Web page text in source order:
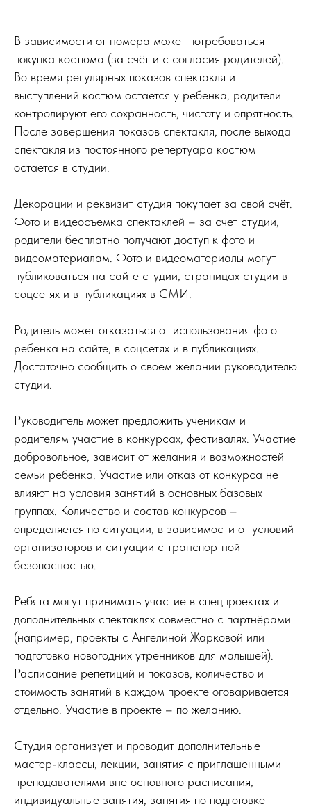
В зависимости от номера может потребоваться
покупка костюма (за счёт и с согласия родителей).
Во время регулярных показов спектакля и
выступлений костюм остается у ребенка, родители
контролируют его сохранность, чистоту и опрятность.
После завершения показов спектакля, после выхода
спектакля из постоянного репертуара костюм
остается в студии.
Декорации и реквизит студия покупает за свой счёт.
Фото и видеосъемка спектаклей – за счет студии,
родители бесплатно получают доступ к фото и
видеоматериалам. Фото и видеоматериалы могут
публиковаться на сайте студии, страницах студии в
соцсетях и в публикациях в СМИ.
Родитель может отказаться от использования фото
ребенка на сайте, в соцсетях и в публикациях.
Достаточно сообщить о своем желании руководителю
студии.
Руководитель может предложить ученикам и
родителям участие в конкурсах, фестивалях. Участие
добровольное, зависит от желания и возможностей
семьи ребенка. Участие или отказ от конкурса не
влияют на условия занятий в основных базовых
группах. Количество и состав конкурсов –
определяется по ситуации, в зависимости от условий
организаторов и ситуации с транспортной
безопасностью.
Ребята могут принимать участие в спецпроектах и
дополнительных спектаклях совместно с партнёрами
(например, проекты с Ангелиной Жарковой или
подготовка новогодних утренников для малышей).
Расписание репетиций и показов, количество и
стоимость занятий в каждом проекте оговаривается
отдельно. Участие в проекте – по желанию.
Студия организует и проводит дополнительные
мастер-классы, лекции, занятия с приглашенными
преподавателями вне основного расписания,
индивидуальные занятия, занятия по подготовке